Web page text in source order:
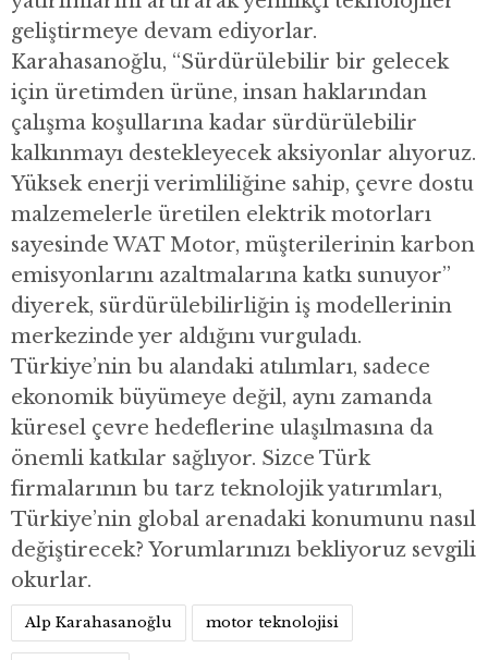
geliştirmeye devam ediyorlar.
Karahasanoğlu, “Sürdürülebilir bir gelecek
için üretimden ürüne, insan haklarından
çalışma koşullarına kadar sürdürülebilir
kalkınmayı destekleyecek aksiyonlar alıyoruz.
Yüksek enerji verimliliğine sahip, çevre dostu
malzemelerle üretilen elektrik motorları
sayesinde WAT Motor, müşterilerinin karbon
emisyonlarını azaltmalarına katkı sunuyor”
diyerek, sürdürülebilirliğin iş modellerinin
merkezinde yer aldığını vurguladı.
Türkiye’nin bu alandaki atılımları, sadece
ekonomik büyümeye değil, aynı zamanda
küresel çevre hedeflerine ulaşılmasına da
önemli katkılar sağlıyor. Sizce Türk
firmalarının bu tarz teknolojik yatırımları,
Türkiye’nin global arenadaki konumunu nasıl
değiştirecek? Yorumlarınızı bekliyoruz sevgili
okurlar.
Alp Karahasanoğlu motor teknolojisi